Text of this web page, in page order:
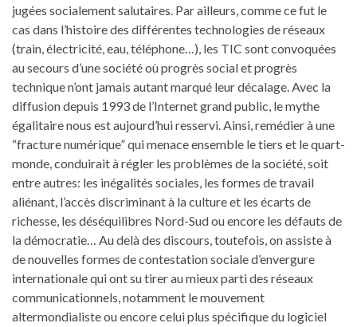
jugées socialement salutaires. Par ailleurs, comme ce fut le
cas dans l’histoire des différentes technologies de réseaux
(train, électricité, eau, téléphone…), les TIC sont convoquées
au secours d’une société où progrès social et progrès
technique n’ont jamais autant marqué leur décalage. Avec la
diffusion depuis 1993 de l’Internet grand public, le mythe
égalitaire nous est aujourd’hui resservi. Ainsi, remédier à une
“fracture numérique” qui menace ensemble le tiers et le quart-
monde, conduirait à régler les problèmes de la société, soit
entre autres: les inégalités sociales, les formes de travail
aliénant, l’accès discriminant à la culture et les écarts de
richesse, les déséquilibres Nord-Sud ou encore les défauts de
la démocratie… Au delà des discours, toutefois, on assiste à
de nouvelles formes de contestation sociale d’envergure
internationale qui ont su tirer au mieux parti des réseaux
communicationnels, notamment le mouvement
altermondialiste ou encore celui plus spécifique du logiciel